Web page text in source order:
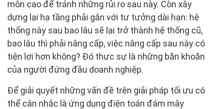
môn cao để tránh những rủi ro sau này. Còn xây
dựng lại hạ tầng phải gắn với tư tưởng dài hạn: hệ
thống này sau bao lâu sẽ lại trở thành hệ thống cũ,
bao lâu thì phải nâng cấp, việc nâng cấp sau này có
tiện lợi hơn không? Đó thực sự là những băn khoăn
của người đứng đầu doanh nghiệp.
Để giải quyết những vấn đề trên giải pháp tối ưu có
thể cân nhắc là ứng dụng điện toán đám mây